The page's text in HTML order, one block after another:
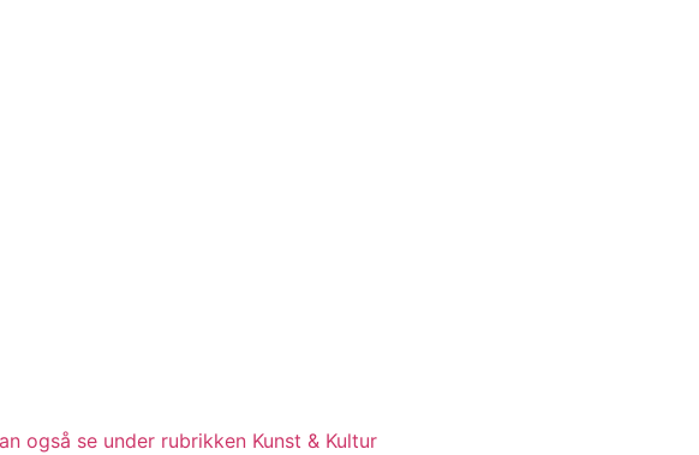
også se under rubrikken Kunst & Kultur